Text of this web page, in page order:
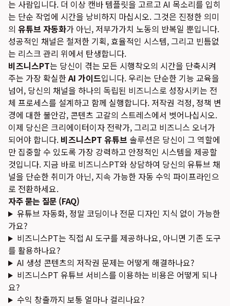
는 사람입니다. 더 이상 캔바 템플릿을 고르고 AI 목소리를 입히
는 단순 작업에 시간을 낭비하지 마십시오. 그것은 진정한 의미
의 유튜브 자동화가 아닌, 저부가가치 노동의 반복일 뿐입니다.
성공적인 채널은 철저한 기획, 효율적인 시스템, 그리고 빈틈없
는 리스크 관리 위에서 탄생합니다.
비즈니스PT는 당신이 겪는 모든 시행착오의 시간을 단축시켜
주는 가장 확실한AI 가이드입니다. 우리는 단순한 기능 교육을
넘어, 당신의 채널을 하나의 독립된 비즈니스로 성장시키는 전
체 프로세스를 설계하고 함께 실행합니다. 저작권 걱정, 정책 변
경에 대한 불안감, 콘텐츠 고갈의 스트레스에서 벗어나십시오.
이제 당신은 크리에이터이자 전략가, 그리고 비즈니스 오너가
되어야 합니다. 비즈니스PT 유튜브 솔루션은 당신이 그 역할에
만 집중할 수 있도록 가장 강력하고 안정적인 시스템을 제공할
것입니다. 지금 바로 비즈니스PT와 상담하여 당신의 유튜브 채
널을 단순한 취미가 아닌, 지속 가능한 자동 수익 파이프라인으
로 전환하세요.
자주 묻는 질문 (FAQ)
유튜브 자동화, 정말 코딩이나 전문 디자인 지식 없이 가능한
가요?
비즈니스PT는 직접 AI 도구를 제공하나요, 아니면 기존 도구
를 활용하나요?
AI 생성 콘텐츠의 저작권 문제는 어떻게 해결하나요?
비즈니스PT 유튜브 서비스를 이용하는 비용은 어떻게 되나
요?
수익 창출까지 보통 얼마나 걸리나요?